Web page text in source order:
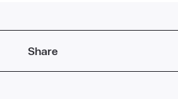
Share